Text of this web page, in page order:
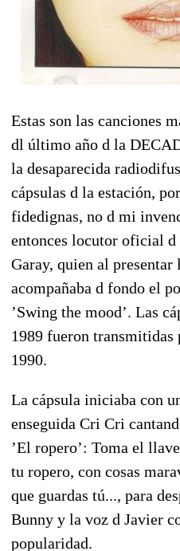
Estas son las canciones
dl último año d la
la desaparecida
cápsulas d la estación,
fidedignas, no d mi
entonces locutor oficial
Garay, quien al presentar
acompañaba d fondo el
’Swing the mood’. Las
1989 fueron
1990.
La cápsula iniciaba con
enseguida Cri Cri
’El ropero’: Toma el
tu ropero, con cosas
que guardas tú..., para
Bunny y la voz d Javier
popularidad.